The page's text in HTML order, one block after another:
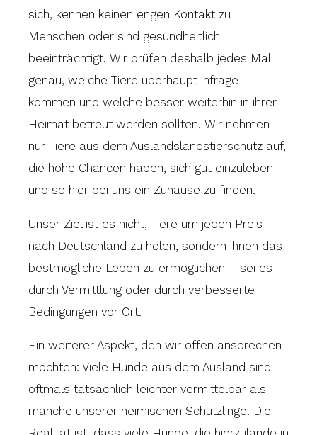
sich, kennen keinen engen Kontakt zu
Menschen oder sind gesundheitlich
beeinträchtigt. Wir prüfen deshalb jedes Mal
genau, welche Tiere überhaupt infrage
kommen und welche besser weiterhin in ihrer
Heimat betreut werden sollten. Wir nehmen
nur Tiere aus dem Auslandslandstierschutz auf,
die hohe Chancen haben, sich gut einzuleben
und so hier bei uns ein Zuhause zu finden.
Unser Ziel ist es nicht, Tiere um jeden Preis
nach Deutschland zu holen, sondern ihnen das
bestmögliche Leben zu ermöglichen – sei es
durch Vermittlung oder durch verbesserte
Bedingungen vor Ort.
Ein weiterer Aspekt, den wir offen ansprechen
möchten: Viele Hunde aus dem Ausland sind
oftmals tatsächlich leichter vermittelbar als
manche unserer heimischen Schützlinge. Die